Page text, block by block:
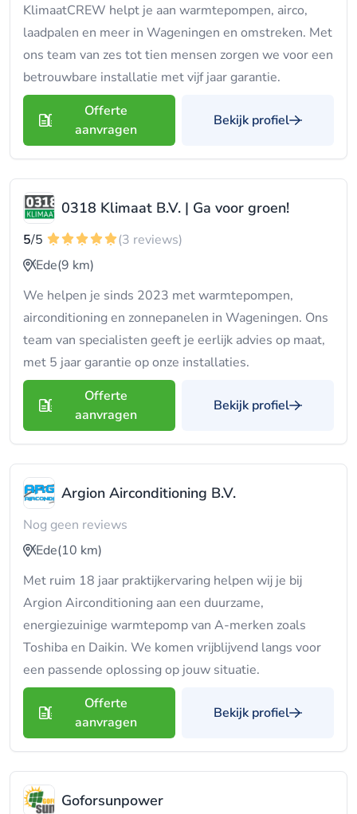
KlimaatCREW helpt je aan warmtepompen, airco,
laadpalen en meer in Wageningen en omstreken. Met
ons team van zes tot tien mensen zorgen we voor een
betrouwbare installatie met vijf jaar garantie.
Offerte
aanvragen
Bekijk profiel
0318 Klimaat B.V. | Ga voor groen!
5/5
(3 reviews)
Ede(9 km)
We helpen je sinds 2023 met warmtepompen,
airconditioning en zonnepanelen in Wageningen. Ons
team van specialisten geeft je eerlijk advies op maat,
met 5 jaar garantie op onze installaties.
Offerte
aanvragen
Bekijk profiel
Argion Airconditioning B.V.
Nog geen reviews
Ede(10 km)
Met ruim 18 jaar praktijkervaring helpen wij je bij
Argion Airconditioning aan een duurzame,
energiezuinige warmtepomp van A-merken zoals
Toshiba en Daikin. We komen vrijblijvend langs voor
een passende oplossing op jouw situatie.
Offerte
aanvragen
Bekijk profiel
Goforsunpower